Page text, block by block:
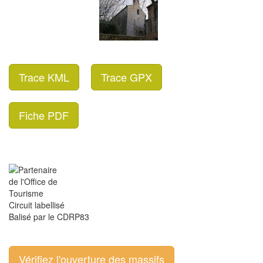
Trace KML Trace GPX
Fiche PDF
Circuit labellisé
Balisé par le CDRP83
Vérifiez l'ouverture des massifs